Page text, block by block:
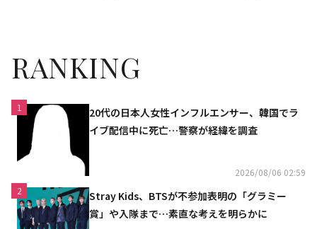
RANKING
1
20代の日本人女性インフルエンサー、韓国でラ
イブ配信中に死亡…警察が経緯を調査
2026/08/06 02:59
2
Stray Kids、BTSが不参加表明の「グラミー
賞」や入隊まで…素直な考えを明らかに